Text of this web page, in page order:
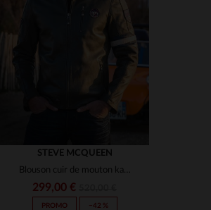
STEVE MCQUEEN
Blouson cuir de mouton kaki, coupe slim, hommage à McQueen.
299,00 €
PROMO −42 %